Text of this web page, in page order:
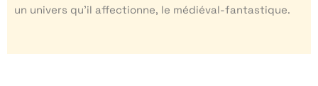
un univers qu’il affectionne, le médiéval-fantastique.